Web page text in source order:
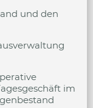
und den
im